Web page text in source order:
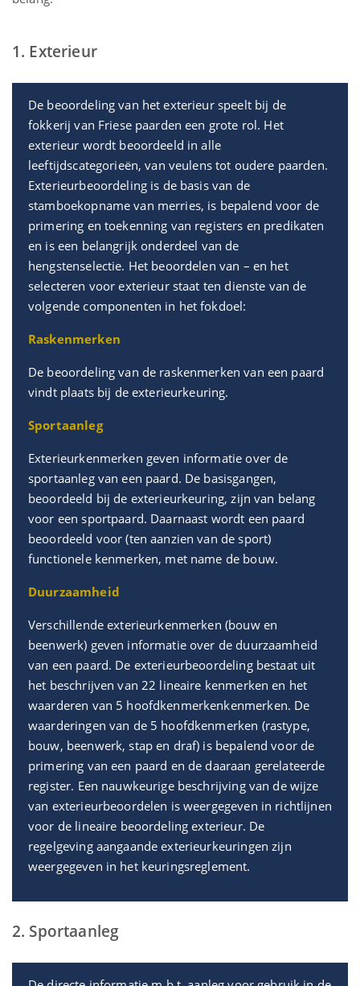
1. Exterieur
De beoordeling van het exterieur speelt bij de
fokkerij van Friese paarden een grote rol. Het
exterieur wordt beoordeeld in alle
leeftijdscategorieën, van veulens tot oudere paarden.
Exterieurbeoordeling is de basis van de
stamboekopname van merries, is bepalend voor de
primering en toekenning van registers en predikaten
en is een belangrijk onderdeel van de
hengstenselectie. Het beoordelen van – en het
selecteren voor exterieur staat ten dienste van de
volgende componenten in het fokdoel:
Raskenmerken
De beoordeling van de raskenmerken van een paard
vindt plaats bij de exterieurkeuring.
Sportaanleg
Exterieurkenmerken geven informatie over de
sportaanleg van een paard. De basisgangen,
beoordeeld bij de exterieurkeuring, zijn van belang
voor een sportpaard. Daarnaast wordt een paard
beoordeeld voor (ten aanzien van de sport)
functionele kenmerken, met name de bouw.
Duurzaamheid
Verschillende exterieurkenmerken (bouw en
beenwerk) geven informatie over de duurzaamheid
van een paard. De exterieurbeoordeling bestaat uit
het beschrijven van 22 lineaire kenmerken en het
waarderen van 5 hoofdkenmerkenkenmerken. De
waarderingen van de 5 hoofdkenmerken (rastype,
bouw, beenwerk, stap en draf) is bepalend voor de
primering van een paard en de daaraan gerelateerde
register. Een nauwkeurige beschrijving van de wijze
van exterieurbeoordelen is weergegeven in richtlijnen
voor de lineaire beoordeling exterieur. De
regelgeving aangaande exterieurkeuringen zijn
weergegeven in het keuringsreglement.
2. Sportaanleg